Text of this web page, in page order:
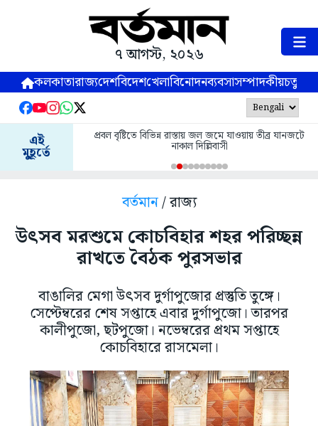
৭ আগস্ট, ২০২৬
কলকাতারাজ্যদেশবিদেশখেলাবিনোদনব্যবসাসম্পাদকীয়
এই
মুহূর্তে
প্রবল বৃষ্টিতে বিভিন্ন রাস্তায় জল জমে যাওয়ায় তীব্র যানজটে
নাকাল দিল্লিবাসী
বর্তমান/ রাজ্য
উৎসব মরশুমে কোচবিহার শহর পরিচ্ছন্ন
রাখতে বৈঠক পুরসভার
বাঙালির মেগা উৎসব দুর্গাপুজোর প্রস্তুতি তুঙ্গে।
সেপ্টেম্বরের শেষ সপ্তাহে এবার দুর্গাপুজো। তারপর
কালীপুজো, ছটপুজো। নভেম্বরের প্রথম সপ্তাহে
কোচবিহারে রাসমেলা।